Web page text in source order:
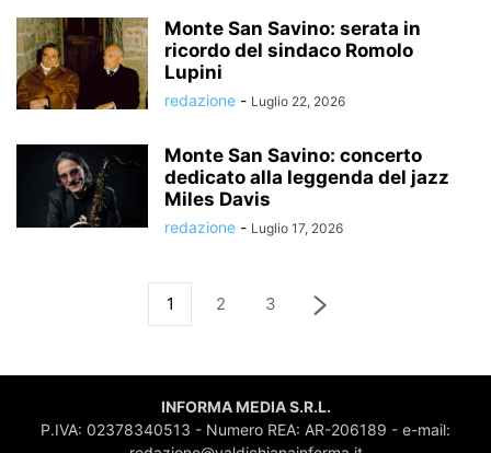
Monte San Savino: serata in
ricordo del sindaco Romolo
Lupini
redazione - Luglio 22, 2026
Monte San Savino: concerto
dedicato alla leggenda del jazz
Miles Davis
redazione - Luglio 17, 2026
1 2 3
INFORMA MEDIA S.R.L.
P.IVA: 02378340513 - Numero REA: AR-206189 - e-mail: